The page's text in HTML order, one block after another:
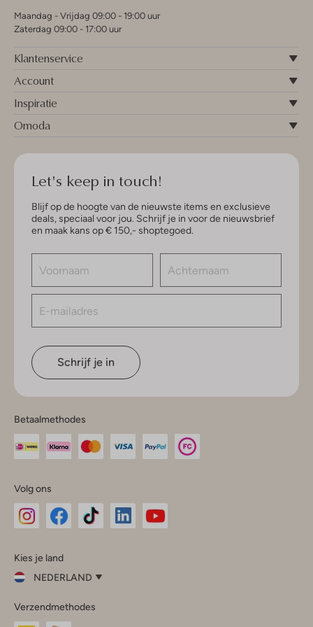
Maandag - Vrijdag 09:00 - 19:00 uur
Zaterdag 09:00 - 17:00 uur
Klantenservice
Account
Inspiratie
Omoda
Let's keep in touch!
Blijf op de hoogte van de nieuwste items en exclusieve
deals, speciaal voor jou. Schrijf je in voor de nieuwsbrief
en maak kans op € 150,- shoptegoed.
Schrijf je in
Betaalmethodes
Volg ons
InstagramFacebook
Kies je land
NEDERLAND
je
land
Verzendmethodes